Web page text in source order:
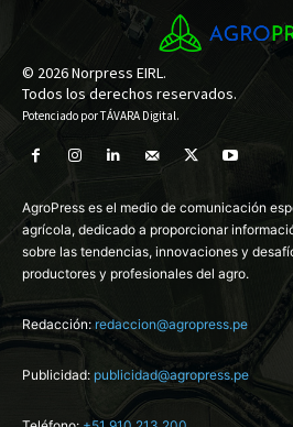
© 2026 Norpress EIRL.
Todos los derechos reservados.
Potenciado porTÁVARA Digital.
AgroPress es el medio de comunicación
agrícola, dedicado a proporcionar
sobre las tendencias, innovaciones y
productores y profesionales del agro.
Redacción: redaccion@agropress.pe
Publicidad: publicidad@agropress.pe